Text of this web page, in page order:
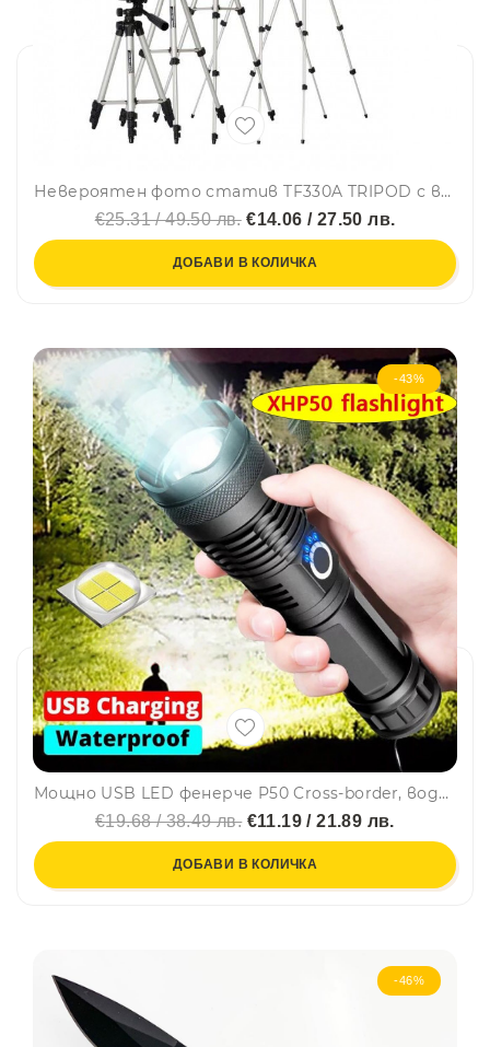
Невероятен фото статив TF330A TRIPOD с всички необходими екстри за удобство и нивелация
€25.31 / 49.50 лв.€14.06 / 27.50 лв.
ДОБАВИ В КОЛИЧКА
-43%
Мощно USB LED фенерче P50 Cross-border, водоустойчиво, с индикация за батерията
€19.68 / 38.49 лв.€11.19 / 21.89 лв.
ДОБАВИ В КОЛИЧКА
-46%